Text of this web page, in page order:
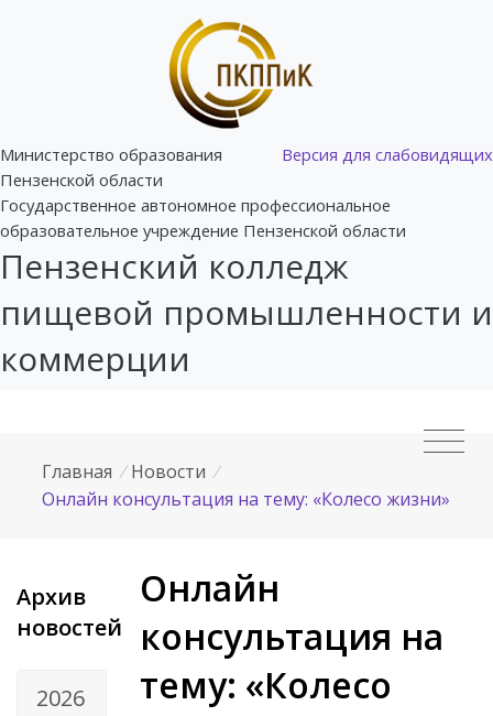
Версия для слабовидящих
Министерство образования
Пензенской области
Государственное автономное профессиональное
образовательное учреждение Пензенской области
Пензенский колледж
пищевой промышленности и
коммерции
Главная / Новости /
Онлайн консультация на тему: «Колесо жизни»
Архив
новостей
2026
Онлайн
консультация на
тему: «Колесо